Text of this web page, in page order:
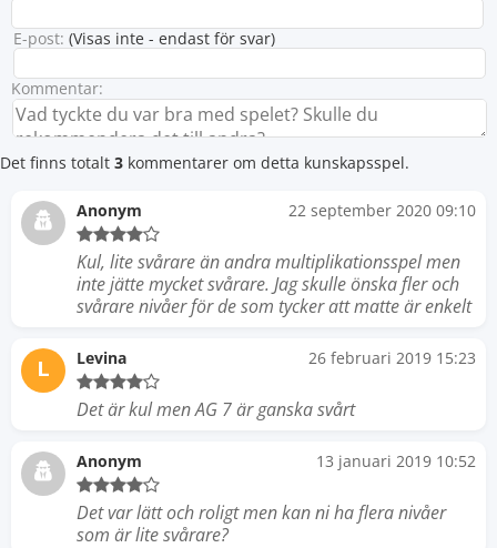
E-post: (Visas inte - endast för svar)
Kommentar:
Det finns totalt 3 kommentarer om detta kunskapsspel.
Anonym 22 september 2020 09:10
Kul, lite svårare än andra multiplikationsspel men
inte jätte mycket svårare. Jag skulle önska fler och
svårare nivåer för de som tycker att matte är enkelt
L Levina 26 februari 2019 15:23
Det är kul men AG 7 är ganska svårt
Anonym 13 januari 2019 10:52
Det var lätt och roligt men kan ni ha flera nivåer
som är lite svårare?